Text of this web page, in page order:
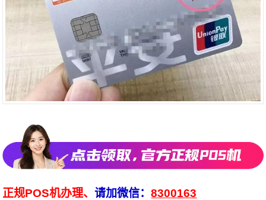
正规POS机办理、请加微信：8300163